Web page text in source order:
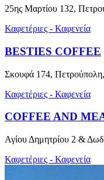
25ης Μαρτίου 132,
Καφετέριες - Καφενεία
BESTIES COFFEE
Σκουφά 174,
Καφετέριες - Καφενεία
COFFEE AND
Αγίου Δημητρίου 2 &
Καφετέριες - Καφενεία